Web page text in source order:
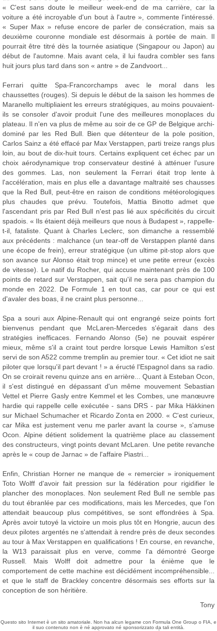
« C'est sans doute le meilleur week-end de ma carrière, car la
voiture a été incroyable d'un bout à l'autre », commente l'intéressé.
« Super Max » refuse encore de parler de consécration, mais sa
deuxième couronne mondiale est désormais à portée de main. Il
pourrait être titré dès la tournée asiatique (Singapour ou Japon) au
début de l'automne. Mais avant cela, il lui faudra combler ses fans
huit jours plus tard dans son « antre » de Zandvoort...
Ferrari quitte Spa-Francorchamps avec le moral dans les
chaussettes (rouges). Si depuis le début de la saison les hommes de
Maranello multipliaient les erreurs stratégiques, au moins pouvaient-
ils se consoler d'avoir produit l'une des meilleures monoplaces du
plateau. Il n'en va plus de même au soir de ce GP de Belgique archi-
dominé par les Red Bull. Bien que détenteur de la pole position,
Carlos Sainz a été effacé par Max Verstappen, parti treize rangs plus
loin, au bout de dix-huit tours. Certains expliquent cet échec par un
choix aérodynamique trop conservateur destiné à atténuer l'usure
des gommes. Las, non seulement la Ferrari était trop lente à
l'accélération, mais en plus elle a davantage maltraité ses chausses
que la Red Bull, peut-être en raison de conditions météorologiques
plus chaudes que prévu. Toutefois, Mattia Binotto admet que
l'ascendant pris par Red Bull n'est pas lié aux spécificités du circuit
spadois. « Ils étaient déjà meilleurs que nous à Budapest », rappelle-
t-il, fataliste. Quant à Charles Leclerc, son dimanche a ressemblé
aux précédents : malchance (un tear-off de Verstappen planté dans
une écope de frein), erreur stratégique (un ultime pit-stop alors que
son avance sur Alonso était trop mince) et une petite erreur (excès
de vitesse). Le natif du Rocher, qui accuse maintenant près de 100
points de retard sur Verstappen, sait qu'il ne sera pas champion du
monde en 2022. De Formule 1 en tout cas, car pour ce qui est
d'avaler des boas, il ne craint plus personne...
Spa a souri aux Alpine-Renault qui ont engrangé seize points fort
bienvenus pendant que McLaren-Mercedes s'égarait dans des
stratégies inefficaces. Fernando Alonso (5e) ne pouvait espérer
mieux, même s'il a craint tout perdre lorsque Lewis Hamilton s'est
servi de son A522 comme tremplin au premier tour. « Cet idiot ne sait
piloter que lorsqu'il part devant ! » a éructé l'Espagnol dans sa radio.
On se croirait revenu quinze ans en arrière... Quant à Esteban Ocon,
il s'est distingué en dépassant d'un même mouvement Sebastian
Vettel et Pierre Gasly entre Kemmel et les Combes, une manœuvre
hardie qui rappelle celle exécutée - sans DRS - par Mika Häkkinen
sur Michael Schumacher et Ricardo Zonta en 2000. « C'est curieux,
car Mika est justement venu me parler avant la course », s'amuse
Ocon. Alpine détient solidement la quatrième place au classement
des constructeurs, vingt points devant McLaren. Une petite revanche
après le « coup de Jarnac » de l'affaire Piastri...
Enfin, Christian Horner ne manque de « remercier » ironiquement
Toto Wolff d'avoir fait pression sur la fédération pour rigidifier le
plancher des monoplaces. Non seulement Red Bull ne semble pas
du tout ébranlée par ces modifications, mais les Mercedes, que l'on
attendait beaucoup plus compétitives, se sont effondrées à Spa.
Après avoir tutoyé la victoire un mois plus tôt en Hongrie, aucun des
deux pilotes argentés ne s'attendait à rendre près de deux secondes
au tour à Max Verstappen en qualifications ! En course, en revanche,
la W13 paraissait plus en verve, comme l'a démontré George
Russell. Mais Wolff doit admettre pour la énième que le
comportement de cette machine est décidément incompréhensible...
et que le staff de Brackley concentre désormais ses efforts sur la
conception de son héritière.
Tony
Questo sito Internet è un sito amatoriale. Non ha alcun legame con Formula One Group o FIA, e
il suo contenuto non è né approvato né sponsorizzato da tali entità.